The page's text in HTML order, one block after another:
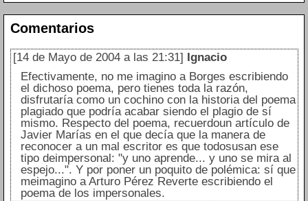
Comentarios
[14 de Mayo de 2004 a las 21:31] Ignacio
Efectivamente, no me imagino a Borges escribiendo
el dichoso poema, pero tienes toda la razón,
disfrutaría como un cochino con la historia del poema
plagiado que podría acabar siendo el plagio de sí
mismo. Respecto del poema, recuerdoun artículo de
Javier Marías en el que decía que la manera de
reconocer a un mal escritor es que todosusan ese
tipo deimpersonal: "y uno aprende... y uno se mira al
espejo...". Y por poner un poquito de polémica: sí que
meimagino a Arturo Pérez Reverte escribiendo el
poema de los impersonales.